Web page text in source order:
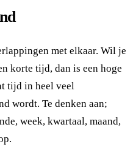
met elkaar. Wil je
korte tijd, dan is een hoge
tijd in heel veel
wordt. Te denken aan;
week, kwartaal, maand,